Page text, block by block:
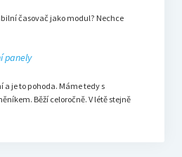
časovač jako modul? Nechce
panely
je to pohoda. Máme tedy s
Běží celoročně. V létě stejně